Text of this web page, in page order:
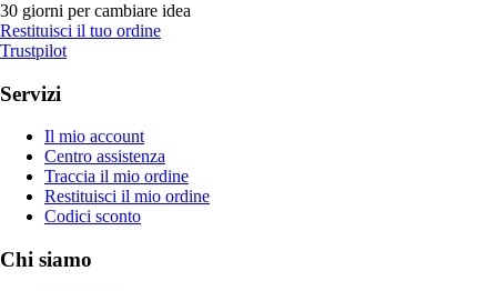
30 giorni per cambiare idea
Restituisci il tuo ordine
Trustpilot
Servizi
Il mio account
Centro assistenza
Traccia il mio ordine
Restituisci il mio ordine
Codici sconto
Chi siamo